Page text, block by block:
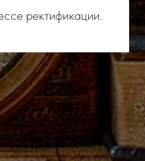
ректификации.